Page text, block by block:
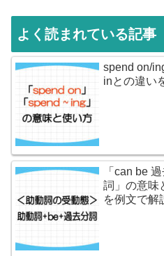
よく読まれている記事
spend on/
inとの違い
「can be
詞」の意味
を例文で解